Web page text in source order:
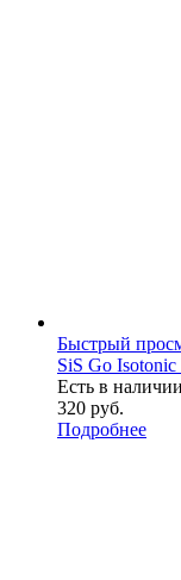
Быстрый
SiS Go
Есть в наличии
320 руб.
Подробнее